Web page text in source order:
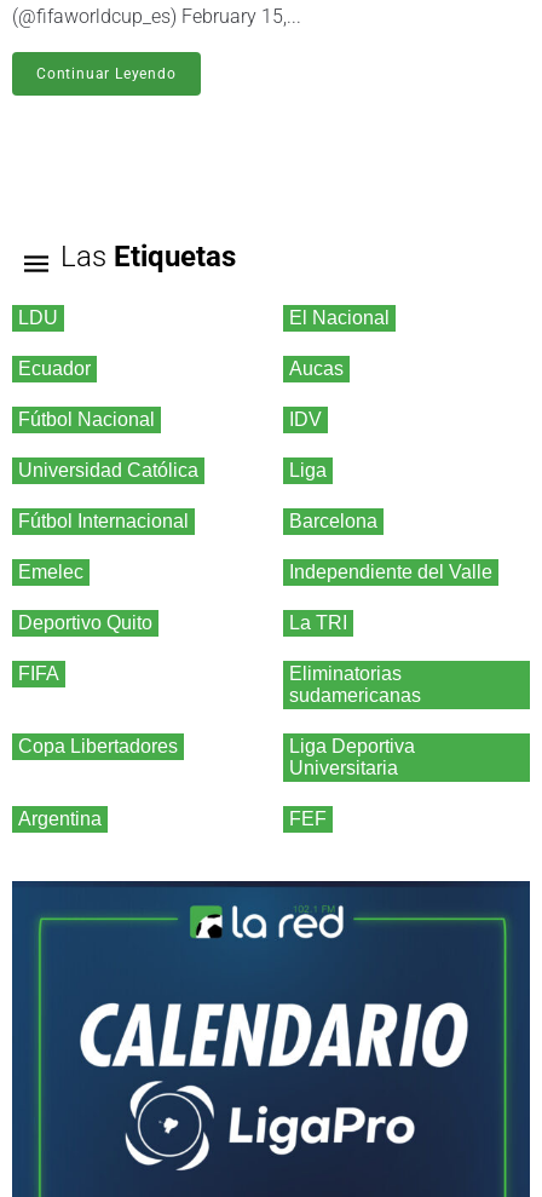
(@fifaworldcup_es) February 15,...
Continuar Leyendo
Las Etiquetas
LDU El Nacional
Ecuador Aucas
Fútbol Nacional IDV
Universidad Católica Liga
Fútbol Internacional Barcelona
Emelec Independiente del Valle
Deportivo Quito La TRI
FIFA
Eliminatorias
sudamericanas
Copa Libertadores
Liga Deportiva
Universitaria
Argentina FEF